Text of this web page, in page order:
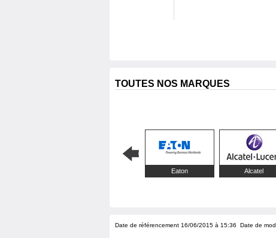
TOUTES NOS MARQUES
Eaton Alcatel
Date de référencement 16/06/2015 à 15:36 Date de